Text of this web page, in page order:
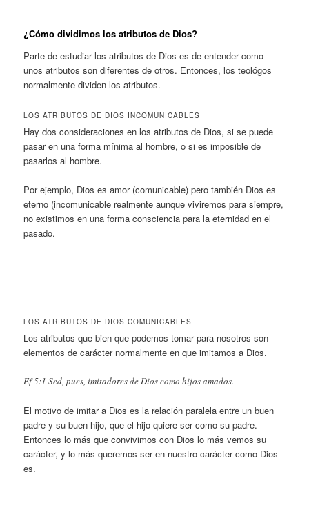
¿Cómo dividimos los atributos de Dios?
Parte de estudiar los atributos de Dios es de entender como
unos atributos son diferentes de otros. Entonces, los teológos
normalmente dividen los atributos.
LOS ATRIBUTOS DE DIOS INCOMUNICABLES
Hay dos consideraciones en los atributos de Dios, si se puede
pasar en una forma mínima al hombre, o si es imposible de
pasarlos al hombre.
Por ejemplo, Dios es amor (comunicable) pero también Dios es
eterno (incomunicable realmente aunque viviremos para siempre,
no existimos en una forma consciencia para la eternidad en el
pasado.
LOS ATRIBUTOS DE DIOS COMUNICABLES
Los atributos que bien que podemos tomar para nosotros son
elementos de carácter normalmente en que imitamos a Dios.
Ef 5:1 Sed, pues, imitadores de Dios como hijos amados.
El motivo de imitar a Dios es la relación paralela entre un buen
padre y su buen hijo, que el hijo quiere ser como su padre.
Entonces lo más que convivimos con Dios lo más vemos su
carácter, y lo más queremos ser en nuestro carácter como Dios
es.